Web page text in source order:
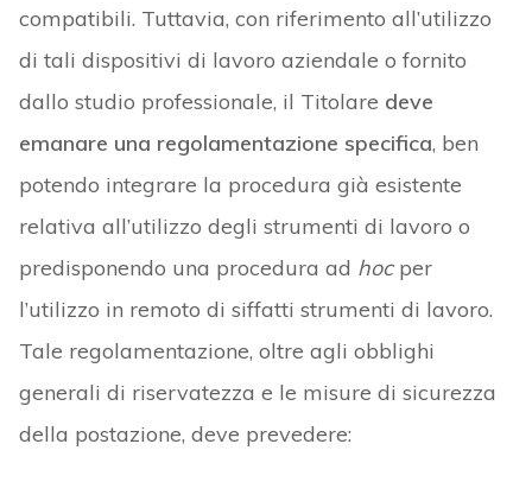
compatibili. Tuttavia, con riferimento all’utilizzo
di tali dispositivi di lavoro aziendale o fornito
dallo studio professionale, il Titolare deve
emanare una regolamentazione specifica, ben
potendo integrare la procedura già esistente
relativa all’utilizzo degli strumenti di lavoro o
predisponendo una procedura ad hocper
l’utilizzo in remoto di siffatti strumenti di lavoro.
Tale regolamentazione, oltre agli obblighi
generali di riservatezza e le misure di sicurezza
della postazione, deve prevedere: